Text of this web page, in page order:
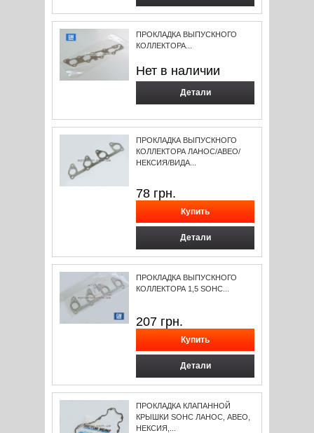
ПРОКЛАДКА ВЫПУСКНОГО
КОЛЛЕКТОРА...
Нет в наличии
Детали
ПРОКЛАДКА ВЫПУСКНОГО
КОЛЛЕКТОРА ЛАНОС/АВЕО/
НЕКСИЯ/ВИДА...
78 грн.
Детали
ПРОКЛАДКА ВЫПУСКНОГО
КОЛЛЕКТОРА 1,5 SOHC...
207 грн.
Детали
ПРОКЛАДКА КЛАПАННОЙ
КРЫШКИ SOHC ЛАНОС, АВЕО,
НЕКСИЯ,...